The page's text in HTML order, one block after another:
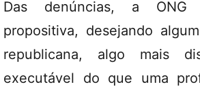
Das denúncias, a
propositiva, desejando
republicana, algo mais
executável do que uma